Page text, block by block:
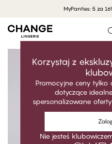
MyPanties: 5 za
Korzystaj z
Promocyjne ceny tylko
dotyczące
spersonalizowane
Nie jesteś